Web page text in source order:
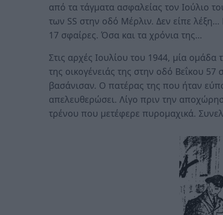
από τα τάγματα ασφαλείας τον Ιούλιο
των SS στην οδό Μέρλιν. Δεν είπε λέξη…
17 σφαίρες. Όσα και τα χρόνια της…
Στις αρχές Ιουλίου του 1944, μία
της οικογένειάς της στην οδό Βεΐκου
βασάνισαν. Ο πατέρας της που ήταν
απελευθερώσει. Λίγο πριν την
τρένου που μετέφερε πυρομαχικά.